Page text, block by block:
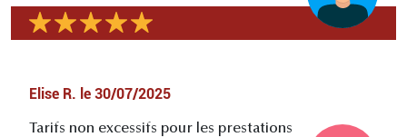
Elise R. le 30/07/2025
Tarifs non excessifs pour les prestations